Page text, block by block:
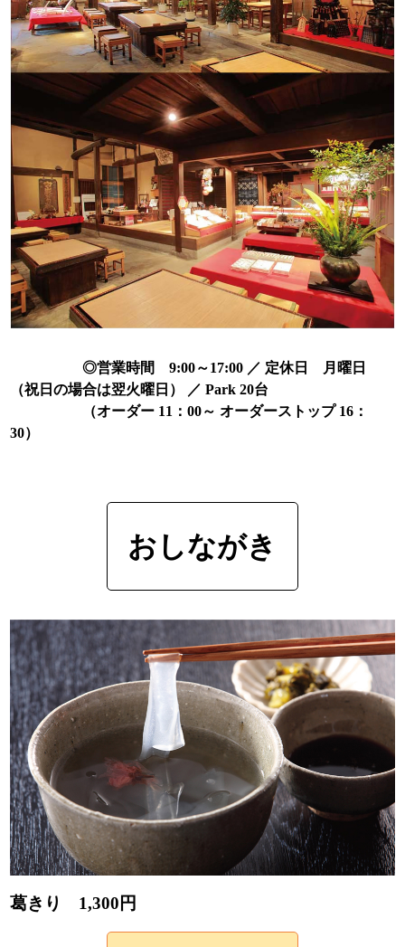
◎営業時間 9:00～17:00 ／ 定休日 月曜日
（祝日の場合は翌火曜日） ／ Park 20台
（オーダー 11：00～ オーダーストップ 16：
30）
おしながき
葛きり 1,300円